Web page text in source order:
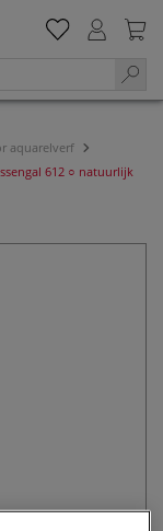
aquarelverf
612 ○ natuurlijk